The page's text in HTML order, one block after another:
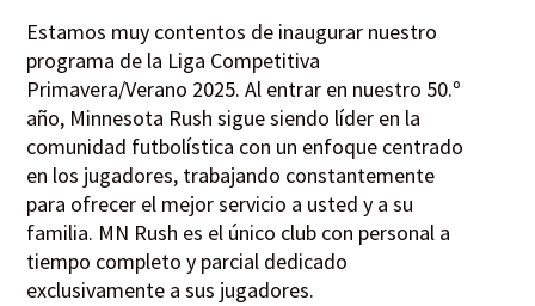
Estamos muy contentos de inaugurar nuestro
programa de la Liga Competitiva
Primavera/Verano 2025. Al entrar en nuestro 50.º
año, Minnesota Rush sigue siendo líder en la
comunidad futbolística con un enfoque centrado
en los jugadores, trabajando constantemente
para ofrecer el mejor servicio a usted y a su
familia. MN Rush es el único club con personal a
tiempo completo y parcial dedicado
exclusivamente a sus jugadores.